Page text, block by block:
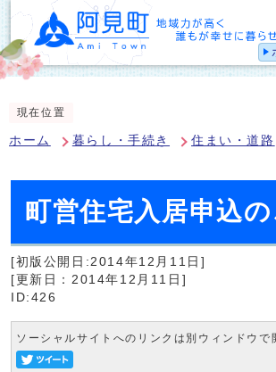
現在位置
ホーム 暮らし・手続き 住まい・道路
町営住宅入居申込
[初版公開日:2014年12月11日]
[更新日：2014年12月11日]
ID:426
ソーシャルサイトへのリンクは別ウィンドウで